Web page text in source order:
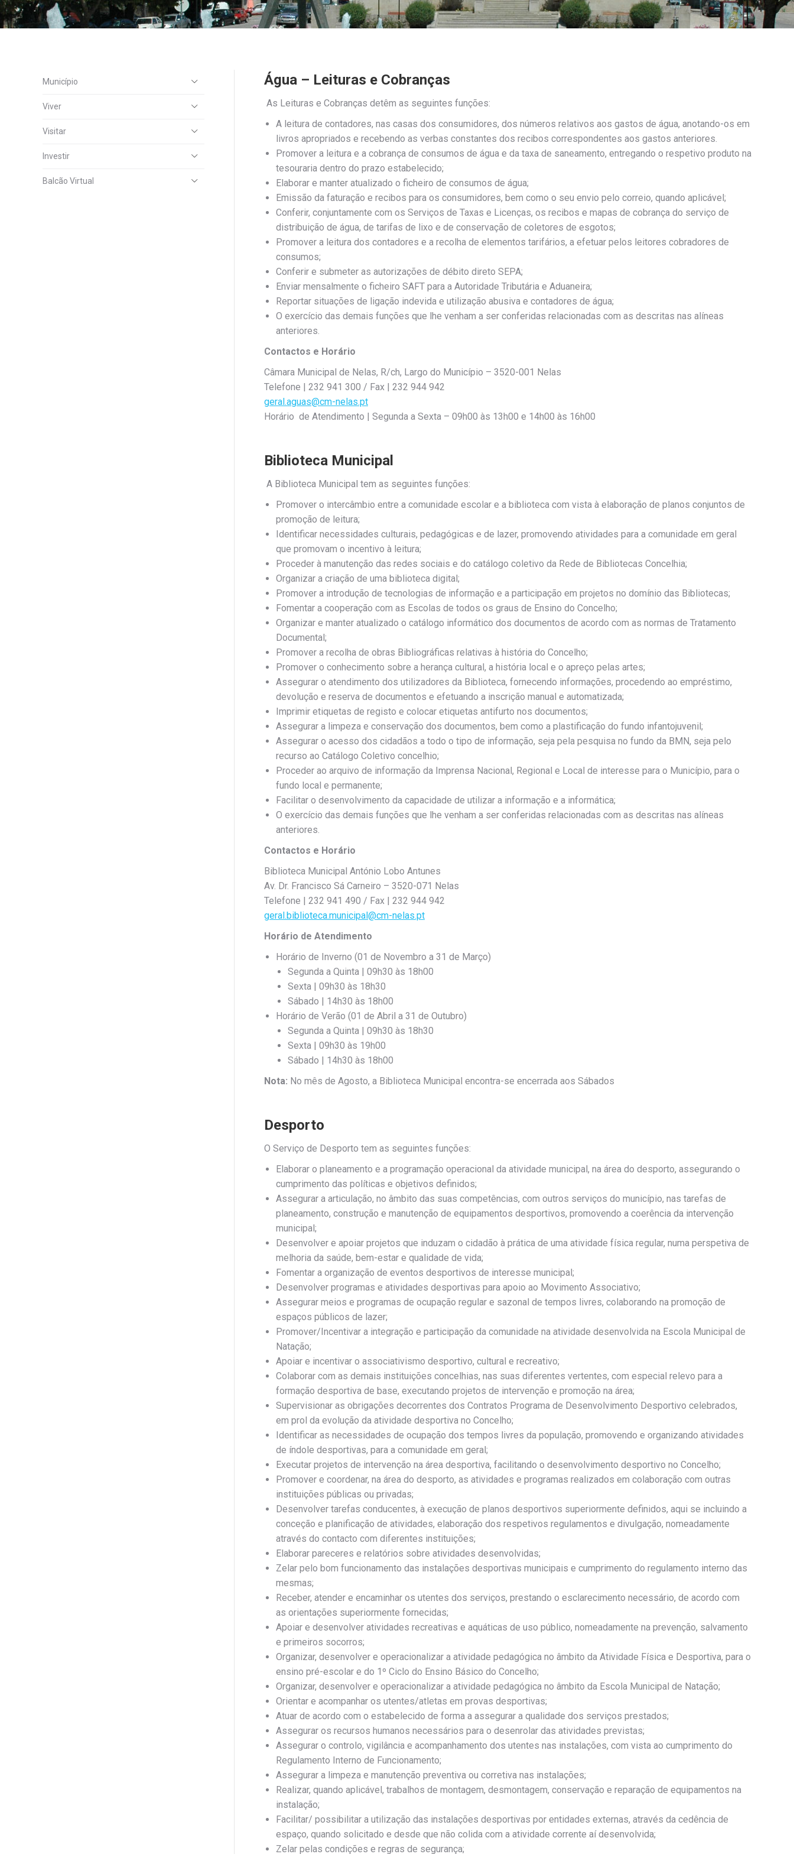
Água – Leituras e Cobranças
As Leituras e Cobranças detêm as seguintes funções:
A leitura de contadores, nas casas dos consumidores, dos números relativos aos gastos de água, anotando-os em
livros apropriados e recebendo as verbas constantes dos recibos correspondentes aos gastos anteriores.
Promover a leitura e a cobrança de consumos de água e da taxa de saneamento, entregando o respetivo produto na
tesouraria dentro do prazo estabelecido;
Elaborar e manter atualizado o ficheiro de consumos de água;
Emissão da faturação e recibos para os consumidores, bem como o seu envio pelo correio, quando aplicável;
Conferir, conjuntamente com os Serviços de Taxas e Licenças, os recibos e mapas de cobrança do serviço de
distribuição de água, de tarifas de lixo e de conservação de coletores de esgotos;
Promover a leitura dos contadores e a recolha de elementos tarifários, a efetuar pelos leitores cobradores de
consumos;
Conferir e submeter as autorizações de débito direto SEPA;
Enviar mensalmente o ficheiro SAFT para a Autoridade Tributária e Aduaneira;
Reportar situações de ligação indevida e utilização abusiva e contadores de água;
O exercício das demais funções que lhe venham a ser conferidas relacionadas com as descritas nas alíneas
anteriores.
Contactos e Horário
Câmara Municipal de Nelas, R/ch, Largo do Município – 3520-001 Nelas
Telefone | 232 941 300 / Fax | 232 944 942
geral.aguas@cm-nelas.pt
Horário de Atendimento | Segunda a Sexta – 09h00 às 13h00 e 14h00 às 16h00
Biblioteca Municipal
A Biblioteca Municipal tem as seguintes funções:
Promover o intercâmbio entre a comunidade escolar e a biblioteca com vista à elaboração de planos conjuntos de
promoção de leitura;
Identificar necessidades culturais, pedagógicas e de lazer, promovendo atividades para a comunidade em geral
que promovam o incentivo à leitura;
Proceder à manutenção das redes sociais e do catálogo coletivo da Rede de Bibliotecas Concelhia;
Organizar a criação de uma biblioteca digital;
Promover a introdução de tecnologias de informação e a participação em projetos no domínio das Bibliotecas;
Fomentar a cooperação com as Escolas de todos os graus de Ensino do Concelho;
Organizar e manter atualizado o catálogo informático dos documentos de acordo com as normas de Tratamento
Documental;
Promover a recolha de obras Bibliográficas relativas à história do Concelho;
Promover o conhecimento sobre a herança cultural, a história local e o apreço pelas artes;
Assegurar o atendimento dos utilizadores da Biblioteca, fornecendo informações, procedendo ao empréstimo,
devolução e reserva de documentos e efetuando a inscrição manual e automatizada;
Imprimir etiquetas de registo e colocar etiquetas antifurto nos documentos;
Assegurar a limpeza e conservação dos documentos, bem como a plastificação do fundo infantojuvenil;
Assegurar o acesso dos cidadãos a todo o tipo de informação, seja pela pesquisa no fundo da BMN, seja pelo
recurso ao Catálogo Coletivo concelhio;
Proceder ao arquivo de informação da Imprensa Nacional, Regional e Local de interesse para o Município, para o
fundo local e permanente;
Facilitar o desenvolvimento da capacidade de utilizar a informação e a informática;
O exercício das demais funções que lhe venham a ser conferidas relacionadas com as descritas nas alíneas
anteriores.
Contactos e Horário
Biblioteca Municipal António Lobo Antunes
Av. Dr. Francisco Sá Carneiro – 3520-071 Nelas
Telefone | 232 941 490 / Fax | 232 944 942
geral.biblioteca.municipal@cm-nelas.pt
Horário de Atendimento
Horário de Inverno (01 de Novembro a 31 de Março)
Segunda a Quinta | 09h30 às 18h00
Sexta | 09h30 às 18h30
Sábado | 14h30 às 18h00
Horário de Verão (01 de Abril a 31 de Outubro)
Segunda a Quinta | 09h30 às 18h30
Sexta | 09h30 às 19h00
Sábado | 14h30 às 18h00
Nota: No mês de Agosto, a Biblioteca Municipal encontra-se encerrada aos Sábados
Desporto
O Serviço de Desporto tem as seguintes funções:
Elaborar o planeamento e a programação operacional da atividade municipal, na área do desporto, assegurando o
cumprimento das políticas e objetivos definidos;
Assegurar a articulação, no âmbito das suas competências, com outros serviços do município, nas tarefas de
planeamento, construção e manutenção de equipamentos desportivos, promovendo a coerência da intervenção
municipal;
Desenvolver e apoiar projetos que induzam o cidadão à prática de uma atividade física regular, numa perspetiva de
melhoria da saúde, bem-estar e qualidade de vida;
Fomentar a organização de eventos desportivos de interesse municipal;
Desenvolver programas e atividades desportivas para apoio ao Movimento Associativo;
Assegurar meios e programas de ocupação regular e sazonal de tempos livres, colaborando na promoção de
espaços públicos de lazer;
Promover/Incentivar a integração e participação da comunidade na atividade desenvolvida na Escola Municipal de
Natação;
Apoiar e incentivar o associativismo desportivo, cultural e recreativo;
Colaborar com as demais instituições concelhias, nas suas diferentes vertentes, com especial relevo para a
formação desportiva de base, executando projetos de intervenção e promoção na área;
Supervisionar as obrigações decorrentes dos Contratos Programa de Desenvolvimento Desportivo celebrados,
em prol da evolução da atividade desportiva no Concelho;
Identificar as necessidades de ocupação dos tempos livres da população, promovendo e organizando atividades
de índole desportivas, para a comunidade em geral;
Executar projetos de intervenção na área desportiva, facilitando o desenvolvimento desportivo no Concelho;
Promover e coordenar, na área do desporto, as atividades e programas realizados em colaboração com outras
instituições públicas ou privadas;
Desenvolver tarefas conducentes, à execução de planos desportivos superiormente definidos, aqui se incluindo a
conceção e planificação de atividades, elaboração dos respetivos regulamentos e divulgação, nomeadamente
através do contacto com diferentes instituições;
Elaborar pareceres e relatórios sobre atividades desenvolvidas;
Zelar pelo bom funcionamento das instalações desportivas municipais e cumprimento do regulamento interno das
mesmas;
Receber, atender e encaminhar os utentes dos serviços, prestando o esclarecimento necessário, de acordo com
as orientações superiormente fornecidas;
Apoiar e desenvolver atividades recreativas e aquáticas de uso público, nomeadamente na prevenção, salvamento
e primeiros socorros;
Organizar, desenvolver e operacionalizar a atividade pedagógica no âmbito da Atividade Física e Desportiva, para o
ensino pré-escolar e do 1º Ciclo do Ensino Básico do Concelho;
Organizar, desenvolver e operacionalizar a atividade pedagógica no âmbito da Escola Municipal de Natação;
Orientar e acompanhar os utentes/atletas em provas desportivas;
Atuar de acordo com o estabelecido de forma a assegurar a qualidade dos serviços prestados;
Assegurar os recursos humanos necessários para o desenrolar das atividades previstas;
Assegurar o controlo, vigilância e acompanhamento dos utentes nas instalações, com vista ao cumprimento do
Regulamento Interno de Funcionamento;
Assegurar a limpeza e manutenção preventiva ou corretiva nas instalações;
Realizar, quando aplicável, trabalhos de montagem, desmontagem, conservação e reparação de equipamentos na
instalação;
Facilitar/ possibilitar a utilização das instalações desportivas por entidades externas, através da cedência de
espaço, quando solicitado e desde que não colida com a atividade corrente aí desenvolvida;
Zelar pelas condições e regras de segurança;
Município
Viver
Visitar
Investir
Balcão Virtual